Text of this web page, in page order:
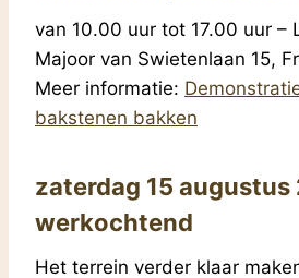
van 10.00 uur tot 17.00 uur –
Majoor van Swietenlaan 15,
Meer informatie:
bakstenen bakken
zaterdag 15 augustus
werkochtend
Het terrein verder klaar